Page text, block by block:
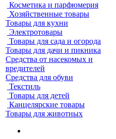
Косметика и парфюмерия
Хозяйственные товары
Товары для кухни
Электротовары
Товары для сада и огорода
Товары для дачи и пикника
Средства от насекомых и
вредителей
Средства для обуви
Текстиль
Товары для детей
Канцелярские товары
Товары для животных